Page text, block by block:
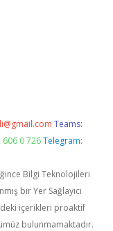
Teams:
0 726 Telegram:
Bilgi Teknolojileri
bir Yer Sağlayıcı
içerikleri proaktif
bulunmamaktadır.